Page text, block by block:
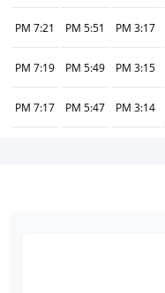
3:17 PM
5:51 PM
7:21 PM
3:15 PM
5:49 PM
7:19 PM
3:14 PM
5:47 PM
7:17 PM